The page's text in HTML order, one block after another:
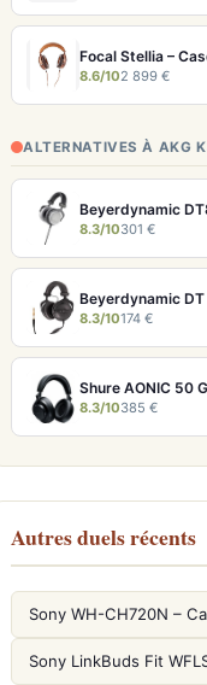
8.6/102 899 €
ALTERNATIVES À AKG
8.3/10301 €
8.3/10174 €
8.3/10385 €
Autres duels récents